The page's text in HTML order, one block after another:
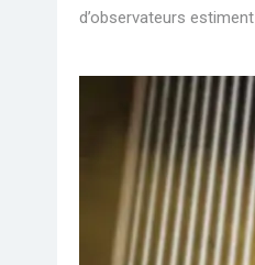
d’observateurs